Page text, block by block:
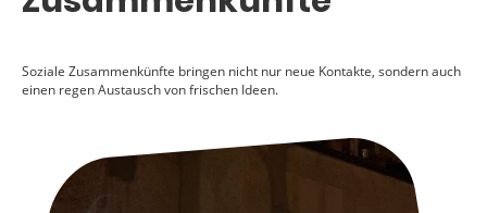
Soziale Zusammenkünfte bringen nicht nur neue Kontakte, sondern auch
einen regen Austausch von frischen Ideen.